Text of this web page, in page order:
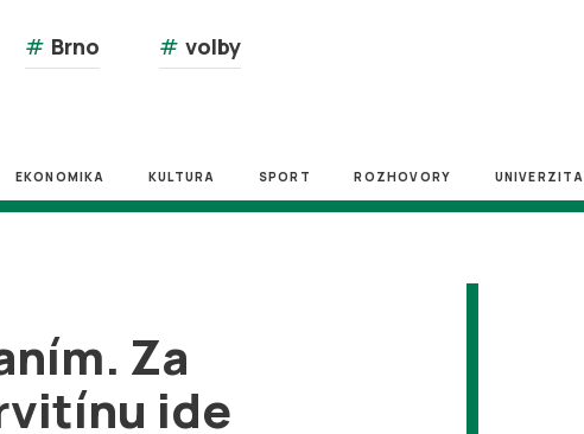
# Brno # volby
EKONOMIKA KULTURA SPORT ROZHOVORY UNIVERZITA
Za
ide